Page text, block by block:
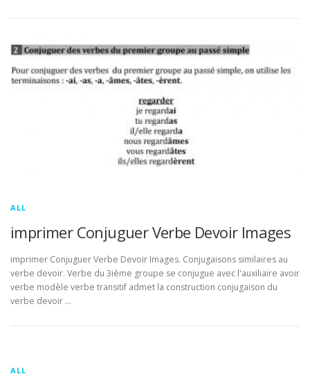
ALL
imprimer Conjuguer Verbe Devoir Images
imprimer Conjuguer Verbe Devoir Images. Conjugaisons similaires au
verbe devoir. Verbe du 3ième groupe se conjugue avec l'auxiliaire avoir
verbe modèle verbe transitif admet la construction conjugaison du
verbe devoir …
ALL